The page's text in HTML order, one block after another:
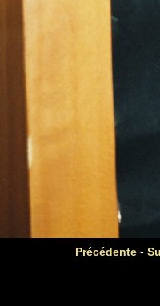
Précédente-